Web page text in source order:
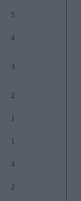
5
4
3
2
1
1
4
2